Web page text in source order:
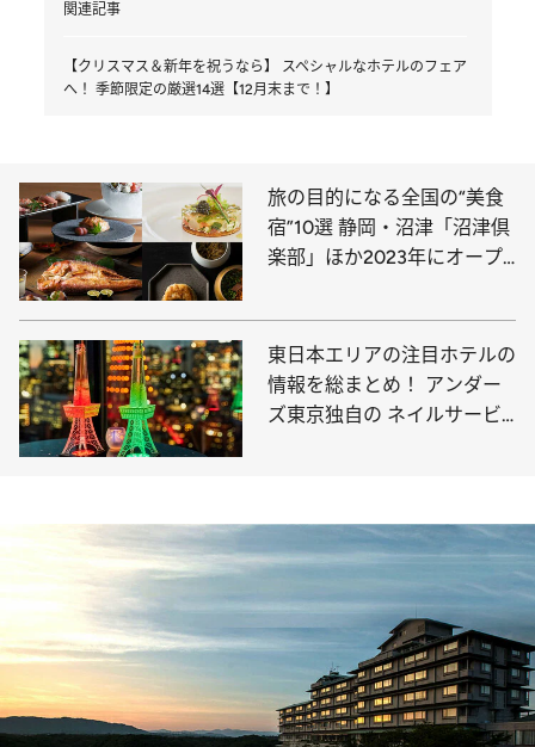
関連記事
【クリスマス＆新年を祝うなら】 スペシャルなホテルのフェア
へ！ 季節限定の厳選14選【12月末まで！】
旅の目的になる全国の“美食
宿”10選 静岡・沼津「沼津倶
楽部」ほか2023年にオープ
東日本エリアの注目ホテルの
情報を総まとめ！ アンダー
ズ東京独自の ネイルサービ